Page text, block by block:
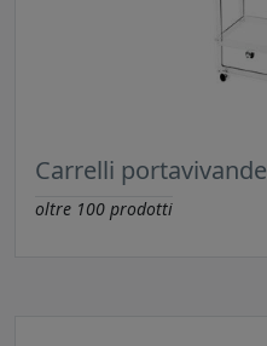
Carrelli portavivande
oltre 100 prodotti